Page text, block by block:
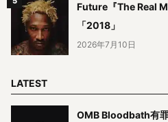
Future『The Real
「2018」
2026年7月10日
LATEST
OMB Bloodbath有